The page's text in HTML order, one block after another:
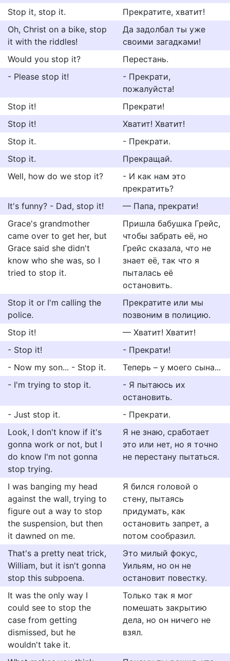
Stop it, stop it.
Прекратите, хватит!
Oh, Christ on a bike, stop
it with the riddles!
Да задолбал ты уже
своими загадками!
Would you stop it?
Перестань.
- Please stop it!
- Прекрати,
пожалуйста!
Stop it!
Прекрати!
Stop it!
Хватит! Хватит!
Stop it.
- Прекрати.
Stop it.
Прекращай.
Well, how do we stop it?
- И как нам это
прекратить?
It's funny? - Dad, stop it!
— Папа, прекрати!
Grace's grandmother
came over to get her, but
Grace said she didn't
know who she was, so I
tried to stop it.
Пришла бабушка Грейс,
чтобы забрать её, но
Грейс сказала, что не
знает её, так что я
пыталась её
остановить.
Stop it or I'm calling the
police.
Прекратите или мы
позвоним в полицию.
Stop it!
— Хватит! Хватит!
- Stop it!
- Прекрати!
- Now my son... - Stop it.
Теперь – у моего сына...
- I'm trying to stop it.
- Я пытаюсь их
остановить.
- Just stop it.
- Прекрати.
Look, I don't know if it's
gonna work or not, but I
do know I'm not gonna
stop trying.
Я не знаю, сработает
это или нет, но я точно
не перестану пытаться.
I was banging my head
against the wall, trying to
figure out a way to stop
the suspension, but then
it dawned on me.
Я бился головой о
стену, пытаясь
придумать, как
остановить запрет, а
потом сообразил.
That's a pretty neat trick,
William, but it isn't gonna
stop this subpoena.
Это милый фокус,
Уильям, но он не
остановит повестку.
It was the only way I
could see to stop the
case from getting
dismissed, but he
wouldn't take it.
Только так я мог
помешать закрытию
дела, но он ничего не
взял.